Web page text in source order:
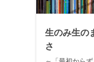
生のみ生の
さ